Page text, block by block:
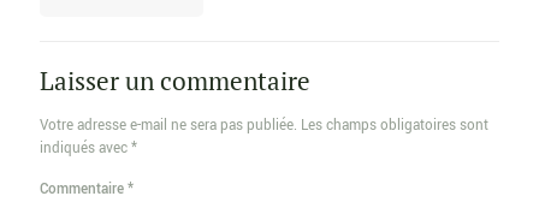
Laisser un commentaire
Votre adresse e-mail ne sera pas publiée. Les champs obligatoires sont
indiqués avec*
Commentaire*